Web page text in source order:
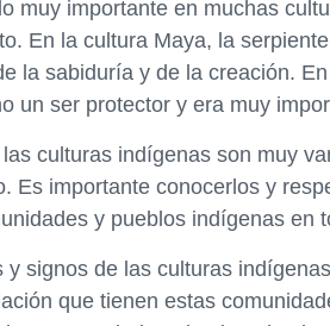
muy importante en muchas
En la cultura Maya, la
la sabiduría y de la creación.
un ser protector y era muy
culturas indígenas son muy
Es importante conocerlos y
y pueblos indígenas en
signos de las culturas
que tienen estas